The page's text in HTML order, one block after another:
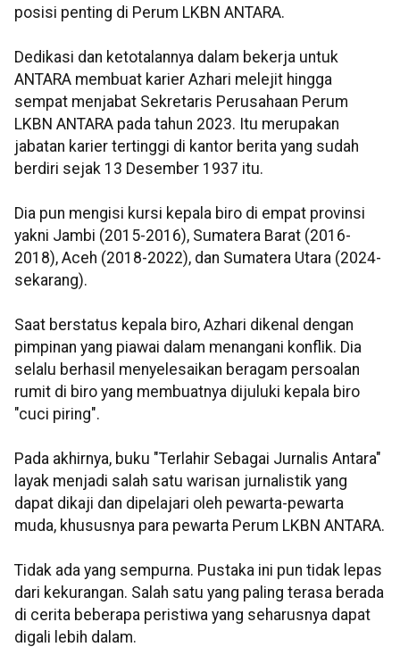
posisi penting di Perum LKBN ANTARA.
Dedikasi dan ketotalannya dalam bekerja untuk
ANTARA membuat karier Azhari melejit hingga
sempat menjabat Sekretaris Perusahaan Perum
LKBN ANTARA pada tahun 2023. Itu merupakan
jabatan karier tertinggi di kantor berita yang sudah
berdiri sejak 13 Desember 1937 itu.
Dia pun mengisi kursi kepala biro di empat provinsi
yakni Jambi (2015-2016), Sumatera Barat (2016-
2018), Aceh (2018-2022), dan Sumatera Utara (2024-
sekarang).
Saat berstatus kepala biro, Azhari dikenal dengan
pimpinan yang piawai dalam menangani konflik. Dia
selalu berhasil menyelesaikan beragam persoalan
rumit di biro yang membuatnya dijuluki kepala biro
"cuci piring".
Pada akhirnya, buku "Terlahir Sebagai Jurnalis Antara"
layak menjadi salah satu warisan jurnalistik yang
dapat dikaji dan dipelajari oleh pewarta-pewarta
muda, khususnya para pewarta Perum LKBN ANTARA.
Tidak ada yang sempurna. Pustaka ini pun tidak lepas
dari kekurangan. Salah satu yang paling terasa berada
di cerita beberapa peristiwa yang seharusnya dapat
digali lebih dalam.